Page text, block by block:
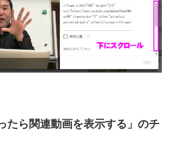
たら関連動画を表示する」のチ